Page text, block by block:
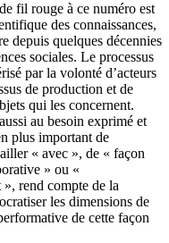
fil rouge à ce numéro est
des connaissances,
depuis quelques décennies
sociales. Le processus
par la volonté d’acteurs
de production et de
qui les concernent.
au besoin exprimé et
plus important de
« avec », de « façon
» ou «
rend compte de la
les dimensions de
de cette façon